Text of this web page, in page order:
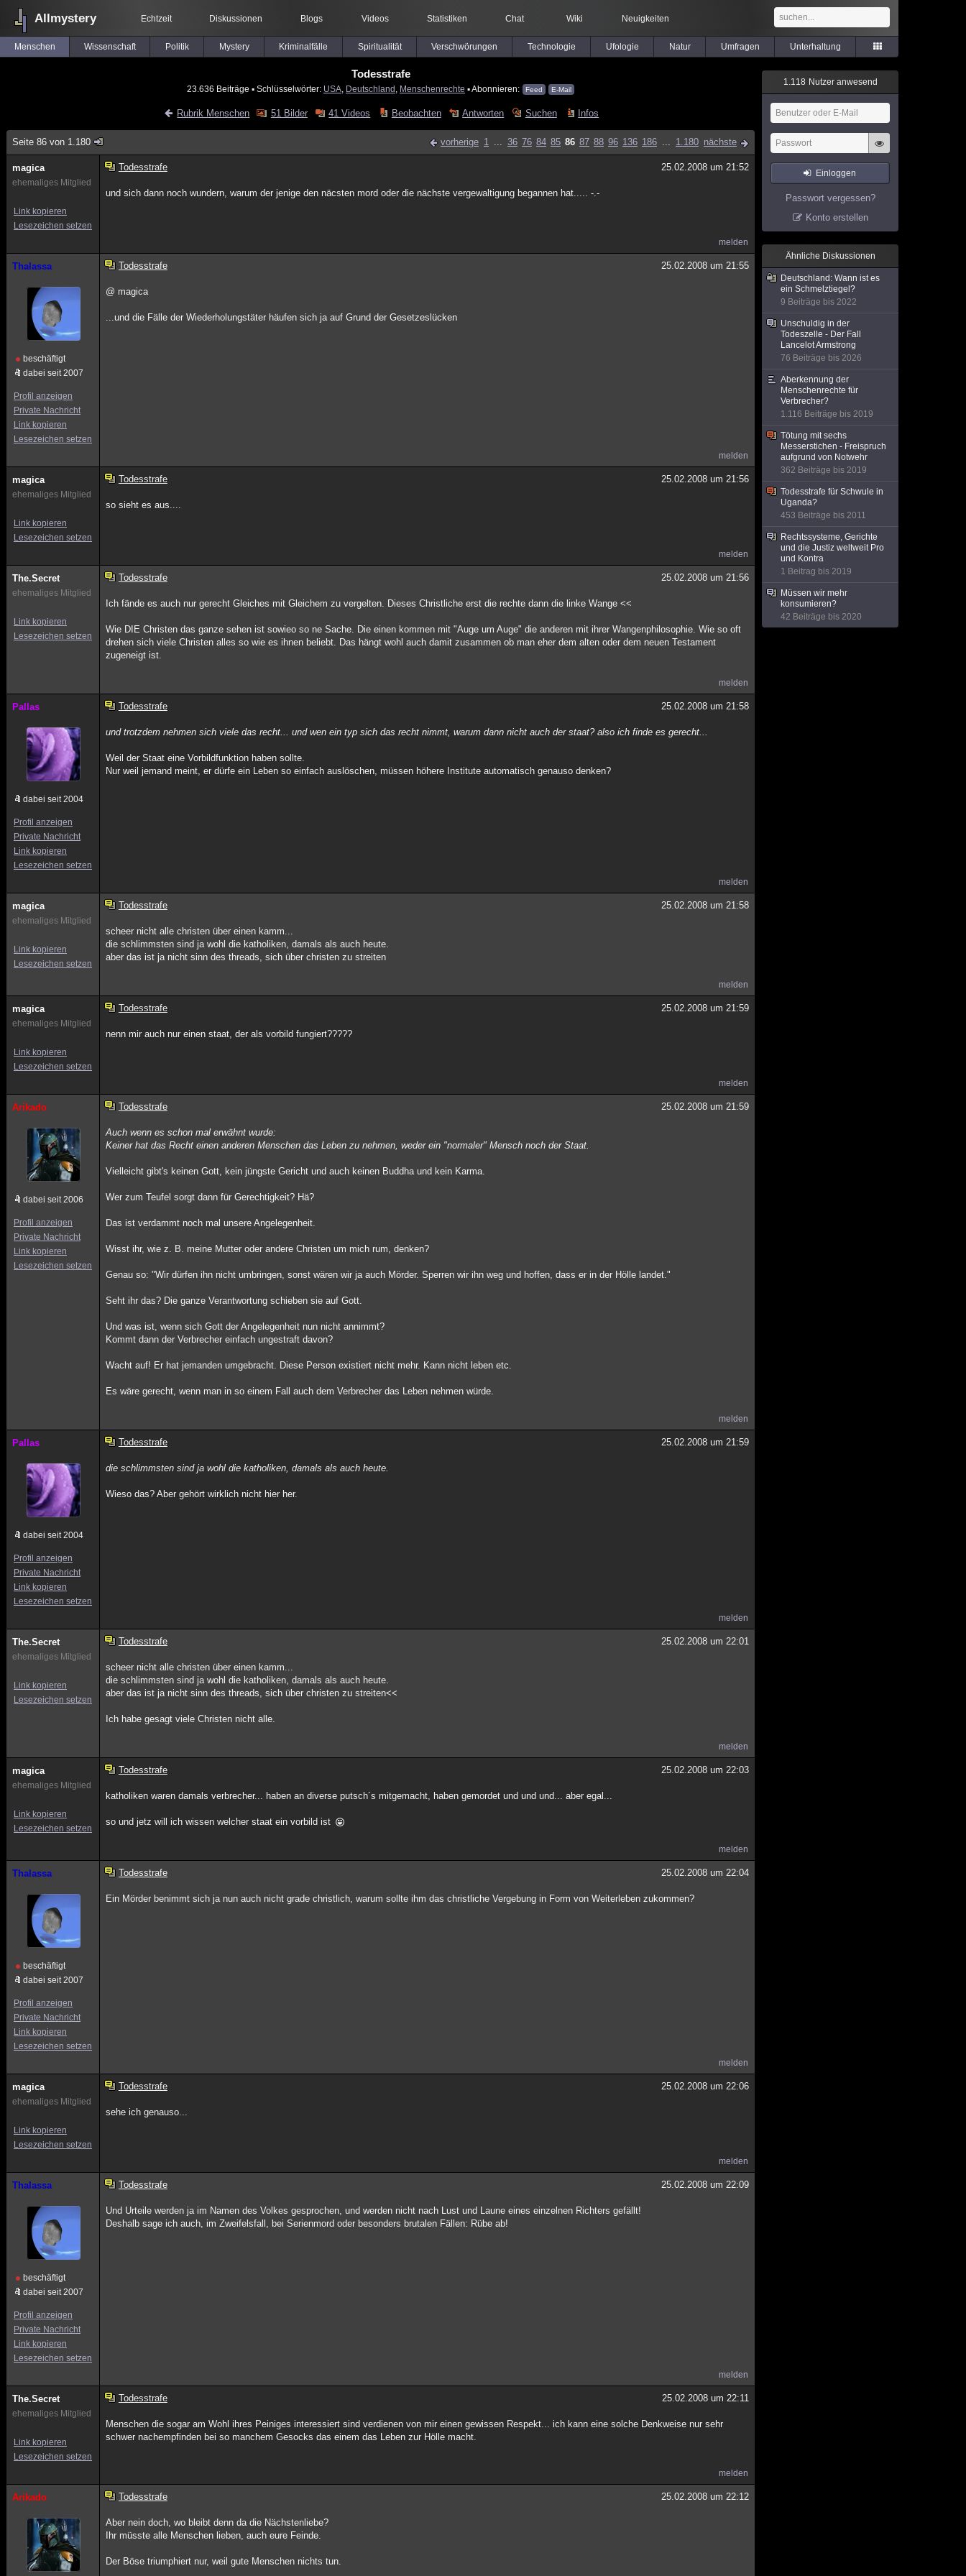
Allmystery Echtzeit Diskussionen Blogs Videos Statistiken Chat Wiki Neuigkeiten
Menschen Wissenschaft Politik Mystery Kriminalfälle Spiritualität Verschwörungen Technologie Ufologie Natur Umfragen Unterhaltung
Todesstrafe
23.636 Beiträge ▪ Schlüsselwörter: USA Deutschland Menschenrechte ▪ Abonnieren: Feed E-Mail
Rubrik Menschen 51 Bilder 41 Videos Beobachten Antworten Suchen Infos
Seite 86 von 1.180 vorherige 1 ... 36 76 84 85 86 87 88 96 136 186 ... 1.180 nächste
magica
ehemaliges Mitglied
Link kopieren
Lesezeichen setzen
Todesstrafe 25.02.2008 um 21:52
und sich dann noch wundern, warum der jenige den näcsten mord oder die nächste vergewaltigung begannen hat..... -.-
melden
Thalassa
beschäftigt
dabei seit 2007
Profil anzeigen
Private Nachricht
Link kopieren
Lesezeichen setzen
Todesstrafe 25.02.2008 um 21:55
@ magica
...und die Fälle der Wiederholungstäter häufen sich ja auf Grund der Gesetzeslücken
melden
magica
ehemaliges Mitglied
Link kopieren
Lesezeichen setzen
Todesstrafe 25.02.2008 um 21:56
so sieht es aus....
melden
The.Secret
ehemaliges Mitglied
Link kopieren
Lesezeichen setzen
Todesstrafe 25.02.2008 um 21:56
Ich fände es auch nur gerecht Gleiches mit Gleichem zu vergelten. Dieses Christliche erst die rechte dann die linke Wange <<
Wie DIE Christen das ganze sehen ist sowieo so ne Sache. Die einen kommen mit "Auge um Auge" die anderen mit ihrer Wangenphilosophie. Wie so oft
drehen sich viele Christen alles so wie es ihnen beliebt. Das hängt wohl auch damit zusammen ob man eher dem alten oder dem neuen Testament
zugeneigt ist.
melden
Pallas
dabei seit 2004
Profil anzeigen
Private Nachricht
Link kopieren
Lesezeichen setzen
Todesstrafe 25.02.2008 um 21:58
und trotzdem nehmen sich viele das recht... und wen ein typ sich das recht nimmt, warum dann nicht auch der staat? also ich finde es gerecht...
Weil der Staat eine Vorbildfunktion haben sollte.
Nur weil jemand meint, er dürfe ein Leben so einfach auslöschen, müssen höhere Institute automatisch genauso denken?
melden
magica
ehemaliges Mitglied
Link kopieren
Lesezeichen setzen
Todesstrafe 25.02.2008 um 21:58
scheer nicht alle christen über einen kamm...
die schlimmsten sind ja wohl die katholiken, damals als auch heute.
aber das ist ja nicht sinn des threads, sich über christen zu streiten
melden
magica
ehemaliges Mitglied
Link kopieren
Lesezeichen setzen
Todesstrafe 25.02.2008 um 21:59
nenn mir auch nur einen staat, der als vorbild fungiert?????
melden
Arikado
dabei seit 2006
Profil anzeigen
Private Nachricht
Link kopieren
Lesezeichen setzen
Todesstrafe 25.02.2008 um 21:59
Auch wenn es schon mal erwähnt wurde:
Keiner hat das Recht einen anderen Menschen das Leben zu nehmen, weder ein "normaler" Mensch noch der Staat.
Vielleicht gibt's keinen Gott, kein jüngste Gericht und auch keinen Buddha und kein Karma.
Wer zum Teufel sorgt dann für Gerechtigkeit? Hä?
Das ist verdammt noch mal unsere Angelegenheit.
Wisst ihr, wie z. B. meine Mutter oder andere Christen um mich rum, denken?
Genau so: "Wir dürfen ihn nicht umbringen, sonst wären wir ja auch Mörder. Sperren wir ihn weg und hoffen, dass er in der Hölle landet."
Seht ihr das? Die ganze Verantwortung schieben sie auf Gott.
Und was ist, wenn sich Gott der Angelegenheit nun nicht annimmt?
Kommt dann der Verbrecher einfach ungestraft davon?
Wacht auf! Er hat jemanden umgebracht. Diese Person existiert nicht mehr. Kann nicht leben etc.
Es wäre gerecht, wenn man in so einem Fall auch dem Verbrecher das Leben nehmen würde.
melden
Pallas
dabei seit 2004
Profil anzeigen
Private Nachricht
Link kopieren
Lesezeichen setzen
Todesstrafe 25.02.2008 um 21:59
die schlimmsten sind ja wohl die katholiken, damals als auch heute.
Wieso das? Aber gehört wirklich nicht hier her.
melden
The.Secret
ehemaliges Mitglied
Link kopieren
Lesezeichen setzen
Todesstrafe 25.02.2008 um 22:01
scheer nicht alle christen über einen kamm...
die schlimmsten sind ja wohl die katholiken, damals als auch heute.
aber das ist ja nicht sinn des threads, sich über christen zu streiten<<
Ich habe gesagt viele Christen nicht alle.
melden
magica
ehemaliges Mitglied
Link kopieren
Lesezeichen setzen
Todesstrafe 25.02.2008 um 22:03
katholiken waren damals verbrecher... haben an diverse putsch´s mitgemacht, haben gemordet und und und... aber egal...
so und jetz will ich wissen welcher staat ein vorbild ist
melden
Thalassa
beschäftigt
dabei seit 2007
Profil anzeigen
Private Nachricht
Link kopieren
Lesezeichen setzen
Todesstrafe 25.02.2008 um 22:04
Ein Mörder benimmt sich ja nun auch nicht grade christlich, warum sollte ihm das christliche Vergebung in Form von Weiterleben zukommen?
melden
magica
ehemaliges Mitglied
Link kopieren
Lesezeichen setzen
Todesstrafe 25.02.2008 um 22:06
sehe ich genauso...
melden
Thalassa
beschäftigt
dabei seit 2007
Profil anzeigen
Private Nachricht
Link kopieren
Lesezeichen setzen
Todesstrafe 25.02.2008 um 22:09
Und Urteile werden ja im Namen des Volkes gesprochen, und werden nicht nach Lust und Laune eines einzelnen Richters gefällt!
Deshalb sage ich auch, im Zweifelsfall, bei Serienmord oder besonders brutalen Fällen: Rübe ab!
melden
The.Secret
ehemaliges Mitglied
Link kopieren
Lesezeichen setzen
Todesstrafe 25.02.2008 um 22:11
Menschen die sogar am Wohl ihres Peiniges interessiert sind verdienen von mir einen gewissen Respekt... ich kann eine solche Denkweise nur sehr
schwer nachempfinden bei so manchem Gesocks das einem das Leben zur Hölle macht.
melden
Arikado Todesstrafe 25.02.2008 um 22:12
Aber nein doch, wo bleibt denn da die Nächstenliebe?
Ihr müsste alle Menschen lieben, auch eure Feinde.
Der Böse triumphiert nur, weil gute Menschen nichts tun.
1.118 Nutzer anwesend
Einloggen
Passwort vergessen?
Konto erstellen
Ähnliche Diskussionen
Deutschland: Wann ist es
ein Schmelztiegel?
9 Beiträge bis 2022
Unschuldig in der
Todeszelle - Der Fall
Lancelot Armstrong
76 Beiträge bis 2026
Aberkennung der
Menschenrechte für
Verbrecher?
1.116 Beiträge bis 2019
Tötung mit sechs
Messerstichen - Freispruch
aufgrund von Notwehr
362 Beiträge bis 2019
Todesstrafe für Schwule in
Uganda?
453 Beiträge bis 2011
Rechtssysteme, Gerichte
und die Justiz weltweit Pro
und Kontra
1 Beitrag bis 2019
Müssen wir mehr
konsumieren?
42 Beiträge bis 2020